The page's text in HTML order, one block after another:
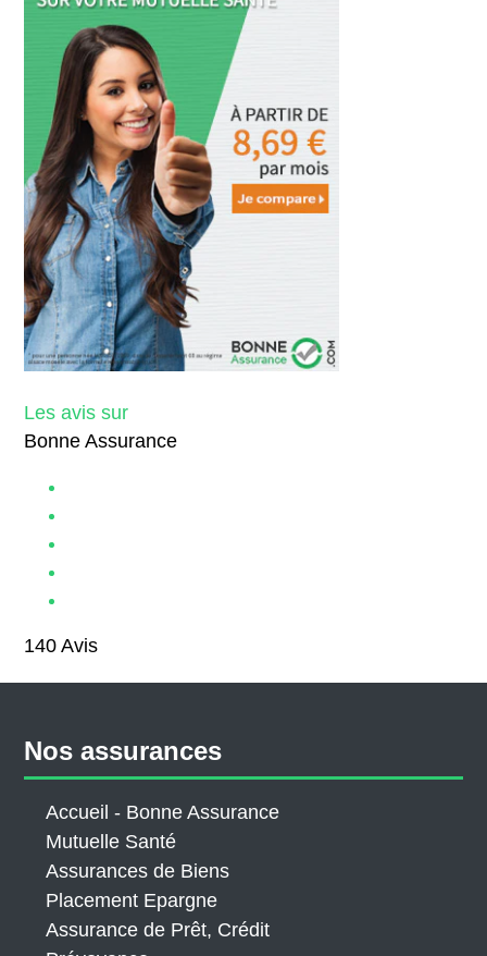
Les avis sur
Bonne Assurance
140 Avis
Nos assurances
Accueil - Bonne Assurance
Mutuelle Santé
Assurances de Biens
Placement Epargne
Assurance de Prêt, Crédit